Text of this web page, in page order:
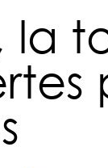
la